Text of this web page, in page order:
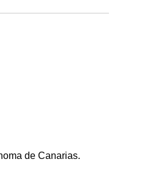
de Canarias.